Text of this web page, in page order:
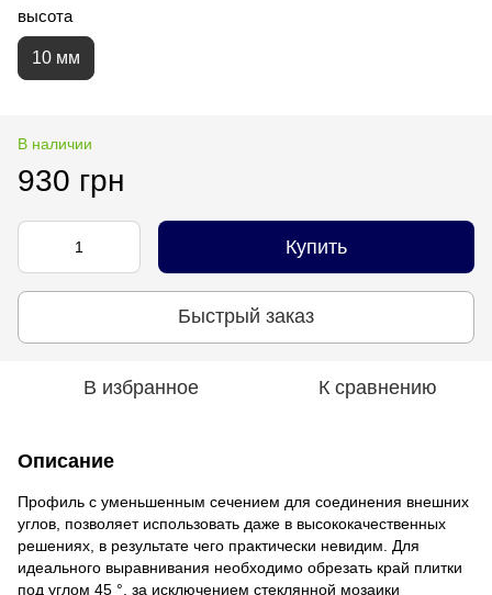
высота
10 мм
В наличии
930 грн
Купить
Быстрый заказ
В избранное К сравнению
Описание
Профиль с уменьшенным сечением для соединения внешних
углов, позволяет использовать даже в высококачественных
решениях, в результате чего практически невидим. Для
идеального выравнивания необходимо обрезать край плитки
под углом 45 °, за исключением стеклянной мозаики